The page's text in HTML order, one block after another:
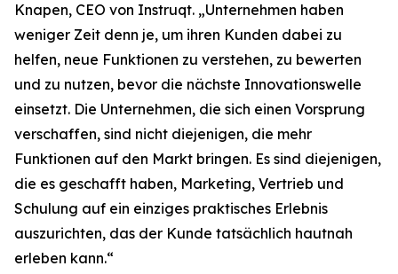
Knapen, CEO von Instruqt. „Unternehmen haben
weniger Zeit denn je, um ihren Kunden dabei zu
helfen, neue Funktionen zu verstehen, zu bewerten
und zu nutzen, bevor die nächste Innovationswelle
einsetzt. Die Unternehmen, die sich einen Vorsprung
verschaffen, sind nicht diejenigen, die mehr
Funktionen auf den Markt bringen. Es sind diejenigen,
die es geschafft haben, Marketing, Vertrieb und
Schulung auf ein einziges praktisches Erlebnis
auszurichten, das der Kunde tatsächlich hautnah
erleben kann.“